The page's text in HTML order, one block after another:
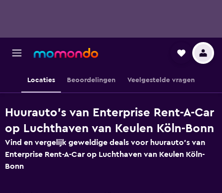
Locaties Beoordelingen Veelgestelde vragen
Huurauto's van Enterprise Rent-A-Car
op Luchthaven van Keulen Köln-Bonn
Vind en vergelijk geweldige deals voor huurauto's van
Enterprise Rent-A-Car op Luchthaven van Keulen Köln-
Bonn